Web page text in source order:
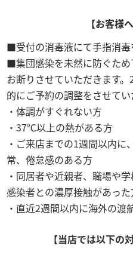
【お客様
受付の消毒液にて手指消毒
集団感染を未然に防ぐた
お断りさせていただきます
的にご予約の調整をさせてい
体調がすぐれない方
37℃以上の熱がある方
ご来店までの1週間以内に
常、倦怠感のある方
同居者や近親者、職場や
感染者との濃厚接触があっ
直近2週間以内に海外の渡
【当店では以下の